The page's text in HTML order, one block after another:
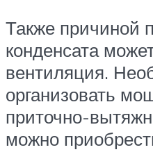
Также причиной
конденсата
вентиляция.
организовать
приточно-
можно